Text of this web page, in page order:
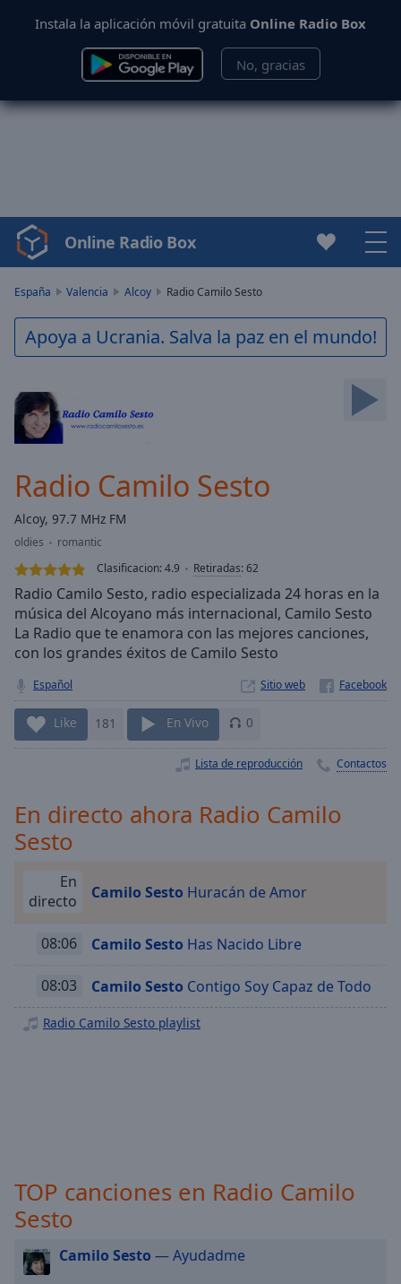
Instala la aplicación móvil gratuita Online Radio Box
No, gracias
Video
Player
Play
Video
Backward
Skip
Forward
Current
Time0:00
Duration
Loaded :
0.00%
Stream
TypeLIVE
Seek to
currently
live LIVE
Remaining
Time-
Playback
Rate
Chapters
Chapters
descriptions
selected
Subtitles
subtitles
off
selected
Audio
Track
Online Radio Box
España Valencia Alcoy Radio Camilo Sesto
Apoya a Ucrania. Salva la paz en el mundo!
Radio Camilo Sesto
Alcoy, 97.7 MHz FM
oldies
romantic
Clasificacion:4.9 Retiradas:62
Radio Camilo Sesto, radio especializada 24 horas en la
música del Alcoyano más internacional, Camilo Sesto
La Radio que te enamora con las mejores canciones,
con los grandes éxitos de Camilo Sesto
Español Sitio web
Like 181 En Vivo 0
Lista de reproducción Contactos
En directo ahora Radio Camilo
Sesto
En
directo
Camilo Sesto Huracán de Amor
08:06 Camilo Sesto Has Nacido Libre
08:03 Camilo Sesto Contigo Soy Capaz de Todo
Radio Camilo Sesto playlist
TOP canciones en Radio Camilo
Sesto
Camilo Sesto — Ayudadme